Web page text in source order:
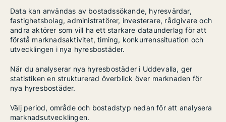
Data kan användas av bostadssökande, hyresvärdar,
fastighetsbolag, administratörer, investerare, rådgivare och
andra aktörer som vill ha ett starkare dataunderlag för att
förstå marknadsaktivitet, timing, konkurrenssituation och
utvecklingen i nya hyresbostäder.
När du analyserar nya hyresbostäder i Uddevalla, ger
statistiken en strukturerad överblick över marknaden för
nya hyresbostäder.
Välj period, område och bostadstyp nedan för att analysera
marknadsutvecklingen.